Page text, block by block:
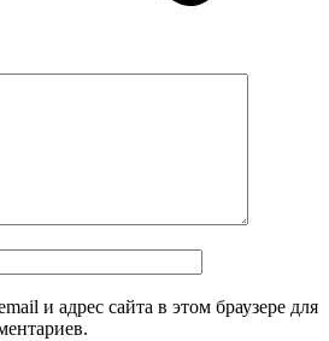
и адрес сайта в этом браузере для